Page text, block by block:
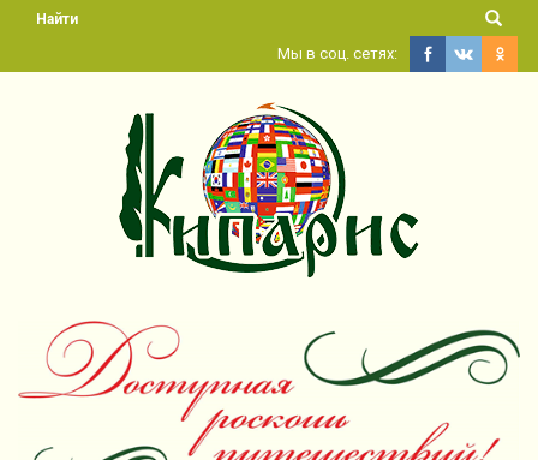
Найти
Мы в соц. сетях: